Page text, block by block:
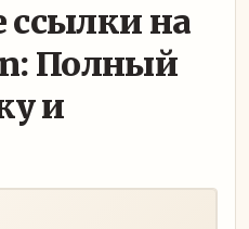
ссылки на
Полный
и